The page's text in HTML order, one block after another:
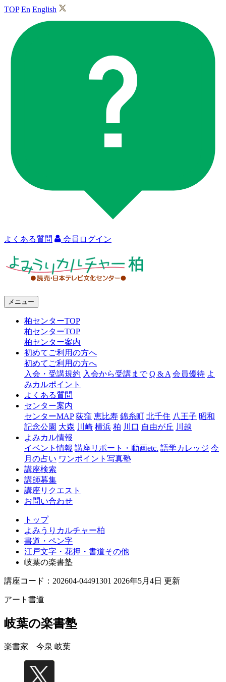
TOP En English
よくある質問 会員ログイン
ャ
メニュー
柏センターTOP
柏センターTOP
柏センター案内
初めてご利用の方へ
初めてご利用の方へ
入会・受講規約 入会から受講まで Q & A 会員優待 よ
みカルポイント
よくある質問
センター案内
センターMAP 荻窪 恵比寿 錦糸町 北千住 八王子 昭和
記念公園 大森 川崎 横浜 柏 川口 自由が丘 川越
よみカル情報
イベント情報 講座リポート・動画etc. 語学カレッジ 今
月の占い ワンポイント写真塾
講座検索
講師募集
講座リクエスト
お問い合わせ
トップ
よみうりカルチャー柏
書道・ペン字
江戸文字・花押・書道その他
岐葉の楽書塾
講座コード：202604-04491301 2026年5月4日 更新
アート書道
岐葉の楽書塾
楽書家 今泉 岐葉